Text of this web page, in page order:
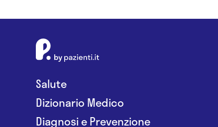
Salute
Dizionario Medico
Diagnosi e Prevenzione